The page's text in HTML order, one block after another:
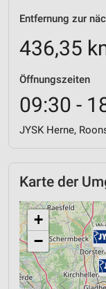
Entfernung zur
436,35
Öffnungszeiten
09:30 -
JYSK Herne,
Karte der
+
−